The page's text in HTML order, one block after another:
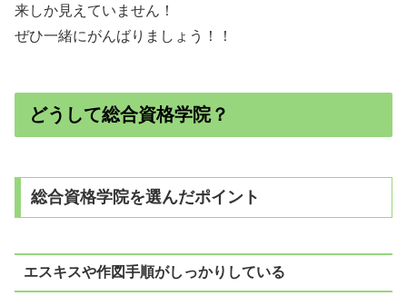
来しか見えていません！
ぜひ一緒にがんばりましょう！！
どうして総合資格学院？
総合資格学院を選んだポイント
エスキスや作図手順がしっかりしている